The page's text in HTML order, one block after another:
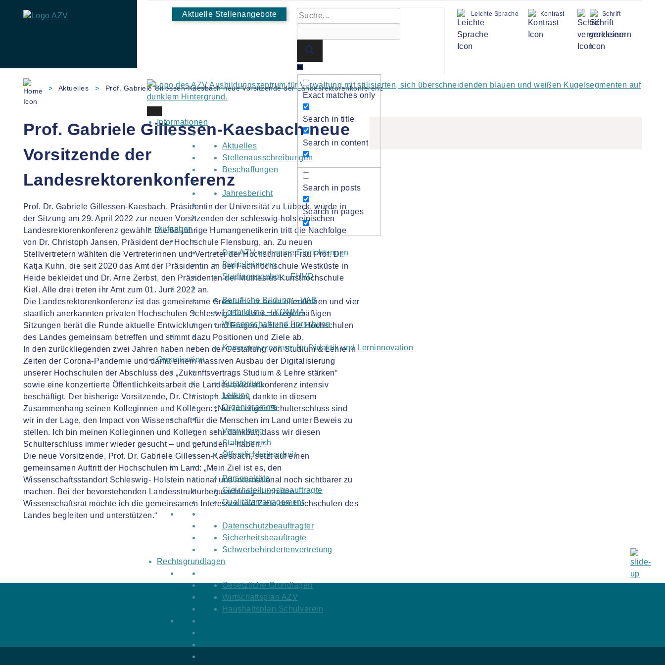
content
Aktuelle Stellenangebote
Exact matches only
Search in title
Search in content
Search in posts
Search in pages
Leichte Sprache Kontrast Schrift
Informationen
Aktuelles
Stellenausschreibungen
Beschaffungen
Jahresbericht
Aufgaben
Das AZV und seine Einrichtungen
Digitalisierung
Studienangebot – FHVD
Berufliche Bildung – VAB
Fortbildung – KOMMA
Wissenschaft und Forschung
Kompetenzzentrum für Didaktik und Lerninnovation
Organisation
Kuratorium
Leitung
Organigramme
Verwaltung
Stabsbereich
Öffentlichkeitsarbeit
Personalräte
Gleichstellungsbeauftragte
Qualitätsmanagement
Datenschutzbeauftragter
Sicherheitsbeauftragte
Schwerbehindertenvertretung
Rechtsgrundlagen
Gesetzliche Grundlagen
Wirtschaftsplan AZV
Haushaltsplan Schulverein
> Aktuelles > Prof. Gabriele Gillessen-Kaesbach neue Vorsitzende der Landesrektorenkonferenz
Prof. Gabriele Gillessen-Kaesbach neue
Vorsitzende der
Landesrektorenkonferenz
Prof. Dr. Gabriele Gillessen-Kaesbach, Präsidentin der Universität zu Lübeck, wurde in
der Sitzung am 29. April 2022 zur neuen Vorsitzenden der schleswig-holsteinischen
Landesrektorenkonferenz gewählt. Die 68-jährige Humangenetikerin tritt die Nachfolge
von Dr. Christoph Jansen, Präsident der Hochschule Flensburg, an. Zu neuen
Stellvertretern wählten die Vertreterinnen und Vertreter der Hochschulen Frau Prof. Dr.
Katja Kuhn, die seit 2020 das Amt der Präsidentin an der Fachhochschule Westküste in
Heide bekleidet und Dr. Arne Zerbst, den Präsidenten der Muthesius Kunsthochschule
Kiel. Alle drei treten ihr Amt zum 01. Juni 2022 an.
Die Landesrektorenkonferenz ist das gemeinsame Gremium der neun öffentlichen und vier
staatlich anerkannten privaten Hochschulen Schleswig-Holsteins. In regelmäßigen
Sitzungen berät die Runde aktuelle Entwicklungen und Fragen, welche die Hochschulen
des Landes gemeinsam betreffen und stimmt dazu Positionen und Ziele ab.
In den zurückliegenden zwei Jahren haben neben der Gestaltung von Studium & Lehre in
Zeiten der Corona-Pandemie und damit einem massiven Ausbau der Digitalisierung
unserer Hochschulen der Abschluss des „Zukunftsvertrags Studium & Lehre stärken“
sowie eine konzertierte Öffentlichkeitsarbeit die Landesrektorenkonferenz intensiv
beschäftigt. Der bisherige Vorsitzende, Dr. Christoph Jansen, dankte in diesem
Zusammenhang seinen Kolleginnen und Kollegen: „Nur im engen Schulterschluss sind
wir in der Lage, den Impact von Wissenschaft für die Menschen im Land unter Beweis zu
stellen. Ich bin meinen Kolleginnen und Kollegen sehr dankbar, dass wir diesen
Schulterschluss immer wieder gesucht – und gefunden – haben.“
Die neue Vorsitzende, Prof. Dr. Gabriele Gillessen-Kaesbach, setzt auf einen
gemeinsamen Auftritt der Hochschulen im Land: „Mein Ziel ist es, den
Wissenschaftsstandort Schleswig- Holstein national und international noch sichtbarer zu
machen. Bei der bevorstehenden Landesstrukturbegutachtung durch den
Wissenschaftsrat möchte ich die gemeinsamen Interessen und Ziele der Hochschulen des
Landes begleiten und unterstützen.“